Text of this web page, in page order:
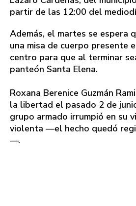
partir de las 12:00 del
Además, el martes se espera
una misa de cuerpo presente
centro para que al terminar
panteón Santa Elena.
Roxana Berenice Guzmán
la libertad el pasado 2 de
grupo armado irrumpió en su
violenta —el hecho quedó
—.